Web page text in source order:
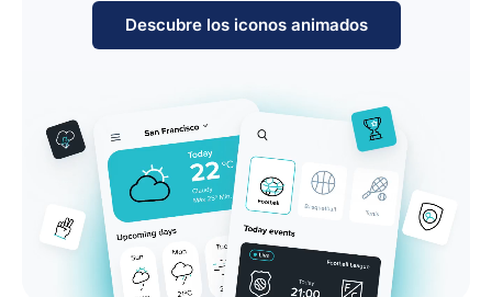
Descubre los iconos animados